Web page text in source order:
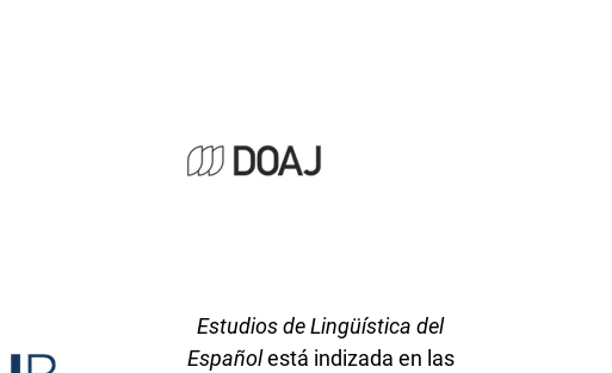
Estudios de Lingüística del
Españolestá indizada en las